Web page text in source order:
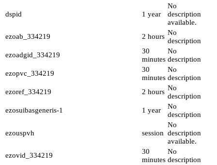
dspid 1 year
No
description
available.
ezoab_334219
2 hours No
description
ezoadgid_334219
30
minutes
No
description
ezopvc_334219
30
minutes
No
description
ezoref_334219
2 hours No
description
ezosuibasgeneris-1
1 year
No
description
ezouspvh session
No
description
available.
ezovid_334219
30
minutes
No
description